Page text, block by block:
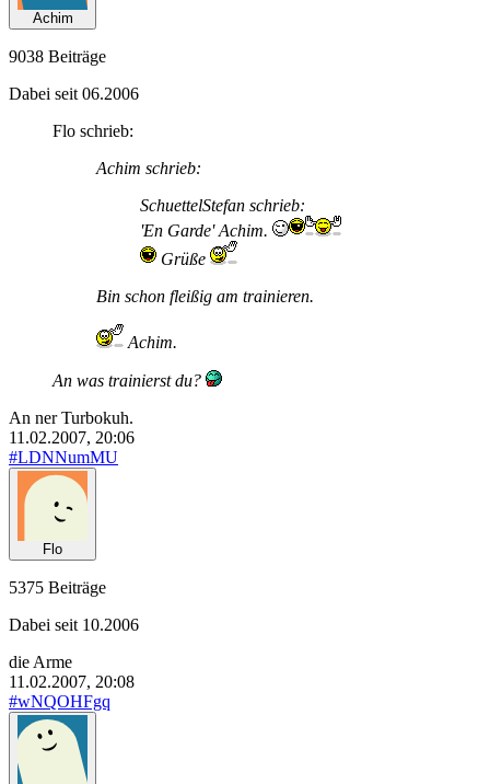
Achim
9038 Beiträge
Dabei seit 06.2006
Flo schrieb:
Achim schrieb:
SchuettelStefan schrieb:
'En Garde' Achim.
Grüße
Bin schon fleißig am trainieren.
Achim.
An was trainierst du?
An ner Turbokuh.
11.02.2007, 20:06
#LDNNumMU
Flo
5375 Beiträge
Dabei seit 10.2006
die Arme
11.02.2007, 20:08
#wNQOHFgq